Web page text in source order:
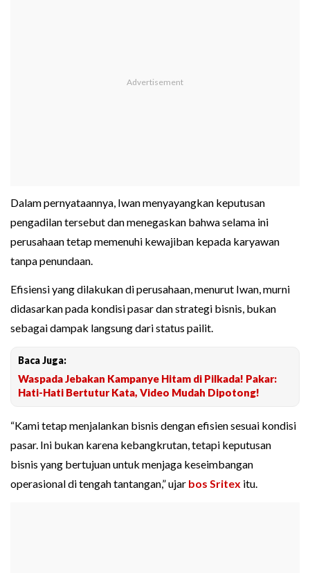
Dalam pernyataannya, Iwan menyayangkan keputusan
pengadilan tersebut dan menegaskan bahwa selama ini
perusahaan tetap memenuhi kewajiban kepada karyawan
tanpa penundaan.
Efisiensi yang dilakukan di perusahaan, menurut Iwan, murni
didasarkan pada kondisi pasar dan strategi bisnis, bukan
sebagai dampak langsung dari status pailit.
Baca Juga:
Waspada Jebakan Kampanye Hitam di Pilkada! Pakar:
Hati-Hati Bertutur Kata, Video Mudah Dipotong!
“Kami tetap menjalankan bisnis dengan efisien sesuai kondisi
pasar. Ini bukan karena kebangkrutan, tetapi keputusan
bisnis yang bertujuan untuk menjaga keseimbangan
operasional di tengah tantangan,” ujar bos Sritex itu.